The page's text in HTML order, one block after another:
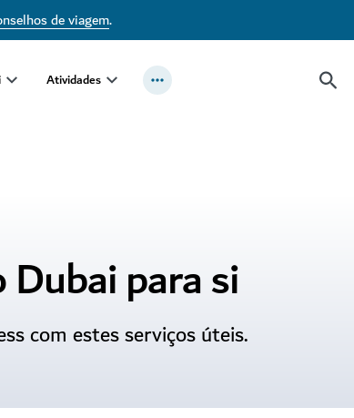
de viagem.
Atividades
para si
com estes serviços úteis.